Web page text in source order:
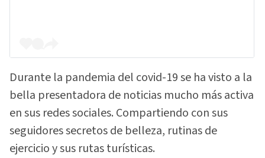
Durante la pandemia del covid-19 se ha visto a la
bella presentadora de noticias mucho más activa
en sus redes sociales. Compartiendo con sus
seguidores secretos de belleza, rutinas de
ejercicio y sus rutas turísticas.